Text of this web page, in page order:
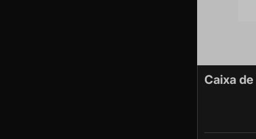
Caixa